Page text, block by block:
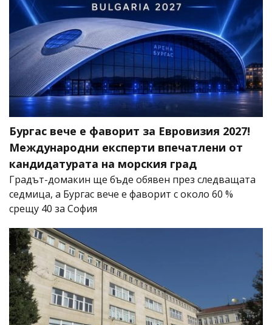
Бургас вече е фаворит за Евровизия 2027!
Международни експерти впечатлени от
кандидатурата на морския град
Градът-домакин ще бъде обявен през следващата
седмица, а Бургас вече е фаворит с около 60 %
срещу 40 за София